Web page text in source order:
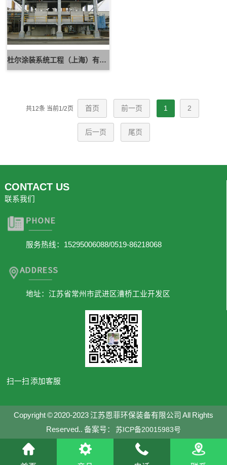
杜尔涂装系统工程（上海）有限公司
共12条 当前1/2页 首页 前一页 1 2
后一页 尾页
CONTACT US
联系我们
服务热线：15295006088/0519-86218068
地址：江苏省常州市武进区漕桥工业开发区
扫一扫 添加客服
Copyright © 2020-2023 江苏恩菲环保装备有限公司 All Rights
Reserved.. 备案号： 苏ICP备20015983号